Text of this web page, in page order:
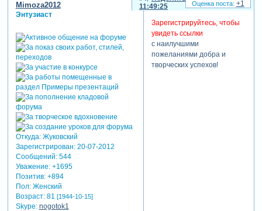
11:49:25
Mimoza2012
Энтузиаст
Откуда:Жуковский
Зарегистрирован: 20-07-2012
Сообщений:544
Уважение: +1695
Позитив: +894
Пол:Женский
Возраст:81 [1944-10-15]
Skype: nogotok1
Зарегистрируйтесь, чтобы
увидеть ссылки
с наилучшими
пожеланиями добра и
творческих успехов!
+1